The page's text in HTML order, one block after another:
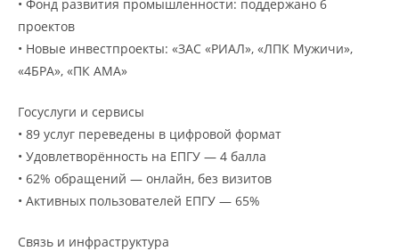
• Фонд развития промышленности: поддержано 6
проектов
• Новые инвестпроекты: «ЗАС «РИАЛ», «ЛПК Мужичи»,
«4БРА», «ПК АМА»
Госуслуги и сервисы
• 89 услуг переведены в цифровой формат
• Удовлетворённость на ЕПГУ — 4 балла
• 62% обращений — онлайн, без визитов
• Активных пользователей ЕПГУ — 65%
Связь и инфраструктура